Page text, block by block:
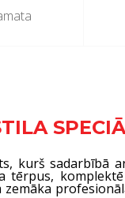
kurš sadarbībā
tērpus,